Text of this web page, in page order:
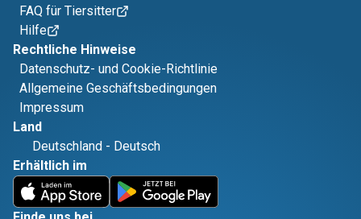
FAQ für Tiersitter
Hilfe
Rechtliche Hinweise
Datenschutz- und Cookie-Richtlinie
Allgemeine Geschäftsbedingungen
Impressum
Land
Deutschland - Deutsch
Erhältlich im